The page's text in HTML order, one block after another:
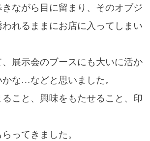
ながら目に留まり、そのオブジ
れるままにお店に入ってしまい
展示会のブースにも大いに活か
な…などと思いました。
こと、興味をもたせること、印
ってきました。